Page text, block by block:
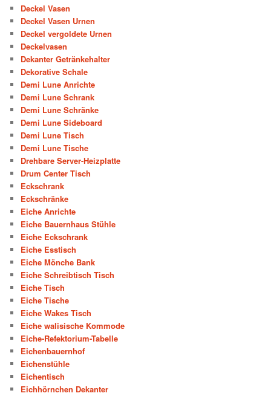
Deckel Vasen
Deckel Vasen Urnen
Deckel vergoldete Urnen
Deckelvasen
Dekanter Getränkehalter
Dekorative Schale
Demi Lune Anrichte
Demi Lune Schrank
Demi Lune Schränke
Demi Lune Sideboard
Demi Lune Tisch
Demi Lune Tische
Drehbare Server-Heizplatte
Drum Center Tisch
Eckschrank
Eckschränke
Eiche Anrichte
Eiche Bauernhaus Stühle
Eiche Eckschrank
Eiche Esstisch
Eiche Mönche Bank
Eiche Schreibtisch Tisch
Eiche Tisch
Eiche Tische
Eiche Wakes Tisch
Eiche walisische Kommode
Eiche-Refektorium-Tabelle
Eichenbauernhof
Eichenstühle
Eichentisch
Eichhörnchen Dekanter